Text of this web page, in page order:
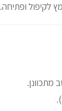
לקיפול ופתיחה.
מתכוונן.